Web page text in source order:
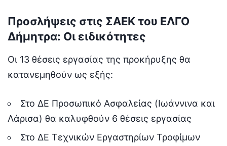
Προσλήψεις στις ΣΑΕΚ του ΕΛΓΟ
Δήμητρα: Οι ειδικότητες
Οι 13 θέσεις εργασίας της προκήρυξης θα
κατανεμηθούν ως εξής:
Στο ΔΕ Προσωπικό Ασφαλείας (Ιωάννινα και
Λάρισα) θα καλυφθούν 6 θέσεις εργασίας
Στο ΔΕ Τεχνικών Εργαστηρίων Τροφίμων